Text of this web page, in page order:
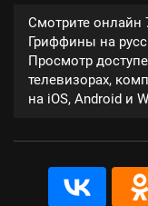
Смотрите онлайн
Гриффины на
Просмотр
телевизорах,
на iOS, Android и